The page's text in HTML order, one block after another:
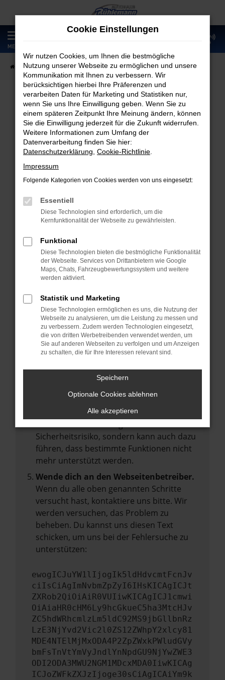
Zum
Hauptinhalt
springen
MENÜ
Startseite Fahrzeugangebote Fahrzeugmarkt
Fahrzeugmarkt
Fehler: Network Error
Beim Laden ist ein Fehler aufgetreten.
Hier sind ein paar Tipps, die dir helfen können:
Überprüfe deine Firewall und deine
Laden andere Webseiten, zum Beispiel
deine Suchmaschine?
Prüfe deine Browsererweiterungen.
Manche Erweiterungen, wie Werbeblocker,
können das Laden bestimmter Seiten
verhindern. Funktioniert die Seite in einem
anderen Browser oder in einem privaten
Fenster?
Starte dein Gerät neu.
vorübergehende Probleme zu beheben.
Betriebssystem auf dem neuesten Stand
Veraltete Software birgt nicht nur ein
Sicherheitsrisiko, sondern kann auch dazu
führen, dass bestimmte Funktionen nicht
mehr unterstützt werden.
Wende dich an den Webseitenbetreiber.
Wenn du alle oben genannten Schritte
versucht hast, kontaktiere uns bitte. Wir
werden versuchen, das Problem zu
beheben. Du kannst uns diesen Text
schicken, um uns bei der Fehlersuche zu
unterstützen:
ewogICJuYW1lIjogIk5ldHdvcmtFcnJv
ciIsCiAgImNvbmZpZyI6IHsKICAgICJt
ZXRob2QiOiAiR0VUIiwKICAgICJ1cmwi
OiAiaHR0cHM6Ly9hcGkueC5ha3MtcHJv
ZC5hdWRhcmlzLm5ldC92MS9jbGllbnRz
LzE3NjYvd2Vic2l0ZS12ZWhpY2xlcy81
MDE4NTElMjMxODA4P2ZpZWxkPWludGVy
bmFsTnVtYmVyJndlYnNpdGU9NjYwZWE3
ODI2ODA3MWU2NGM1MDcxMDA0IiwKICAg
ICJoZWFkZXJzIjoge30sCiAgICAiYm9k
Cookie Einstellungen
Wir nutzen Cookies, um Ihnen die bestmögliche
Nutzung unserer Webseite zu ermöglichen und unsere
Kommunikation mit Ihnen zu verbessern. Wir
berücksichtigen hierbei Ihre Präferenzen und
verarbeiten Daten für Marketing und Statistiken nur,
wenn Sie uns Ihre Einwilligung geben. Wenn Sie zu
einem späteren Zeitpunkt Ihre Meinung ändern, können
Sie die Einwilligung jederzeit für die Zukunft widerrufen.
Weitere Informationen zum Umfang der
Datenverarbeitung finden Sie hier:
Datenschutzerklärung Cookie-Richtlinie
Impressum
Folgende Kategorien von Cookies werden von uns eingesetzt:
Essentiell
Diese Technologien sind erforderlich, um die
Kernfunktionalität der Webseite zu gewährleisten.
Funktional
Diese Technologien bieten die bestmögliche Funktionalität
der Webseite. Services von Drittanbietern wie Google
Maps, Chats, Fahrzeugbewertungssystem und weitere
werden aktiviert.
Statistik und Marketing
Diese Technologien ermöglichen es uns, die Nutzung der
Webseite zu analysieren, um die Leistung zu messen und
zu verbessern. Zudem werden Technologien eingesetzt,
die von dritten Werbetreibenden verwendet werden, um
Sie auf anderen Webseiten zu verfolgen und um Anzeigen
zu schalten, die für Ihre Interessen relevant sind.
Speichern
Optionale Cookies ablehnen
Alle akzeptieren